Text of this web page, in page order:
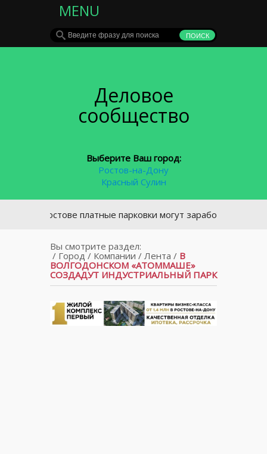
MENU
Деловое
сообщество
Выберите Ваш город:
Ростов-на-Дону
Красный Сулин
В Ростове платные парковки могут заработать с 23
Вы смотрите раздел:
/ Город/ Компании / Лента / В
ВОЛГОДОНСКОМ «АТОММАШЕ»
СОЗДАДУТ ИНДУСТРИАЛЬНЫЙ ПАРК